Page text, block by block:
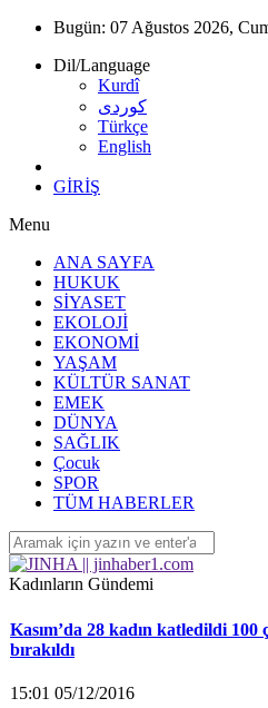
Bugün: 07 Ağustos 2026,
Dil/Language
Kurdî
كوردى
Türkçe
English
GİRİŞ
Menu
ANA SAYFA
HUKUK
SİYASET
EKOLOJİ
EKONOMİ
YAŞAM
KÜLTÜR SANAT
EMEK
DÜNYA
SAĞLIK
Çocuk
SPOR
TÜM HABERLER
Kadınların Gündemi
‘Yüzlerce çocuk devletin ihmalleri
16:26 04/12/2016
Kasım’da 28 kadın katledildi
bırakıldı
15:01 05/12/2016